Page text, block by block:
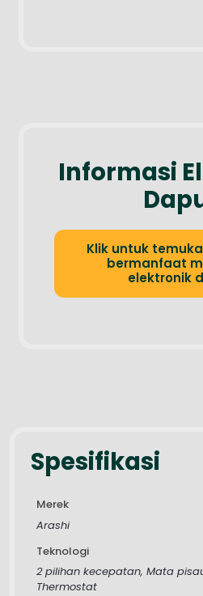
Informasi
Klik untuk
bermanfaat
elektronik
Spesifikasi
Merek
Arashi
Teknologi
2 pilihan kecepatan, Mata
Thermostat